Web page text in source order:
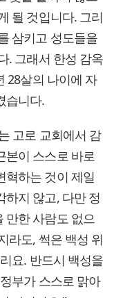
될 것입니다. 그리
삼키고 성도들을
. 그래서 한성 감옥
28살의 나이에 자
습니다.
고로 교회에서 감
본이 스스로 바로
혁하는 것이 제일
하지 않고, 다만 정
만한 사람도 없으
라도, 썩은 백성 위
요. 반드시 백성을
부가 스스로 맑아